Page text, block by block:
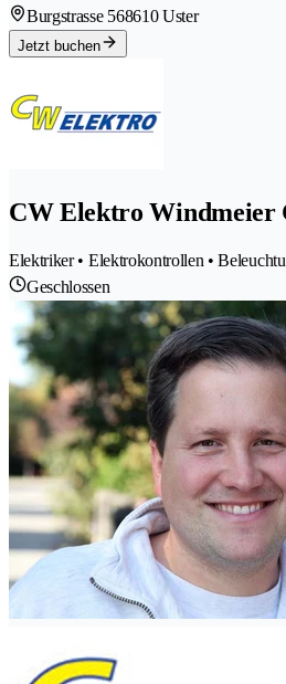
Burgstrasse 568610 Uster
Jetzt buchen
CW Elektro Windmeier
Elektriker • Elektrokontrollen •
Geschlossen